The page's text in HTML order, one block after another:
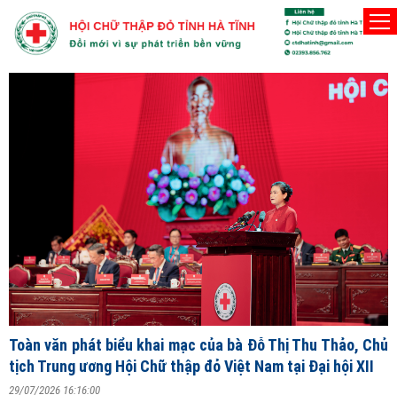
Thứ Bảy, 8/8/2026 Người Hội viên Hội Chữ thập đỏ phải thật sự vì
Toàn văn phát biểu khai mạc của bà Đỗ Thị Thu Thảo, Chủ
tịch Trung ương Hội Chữ thập đỏ Việt Nam tại Đại hội XII
29/07/2026 16:16:00